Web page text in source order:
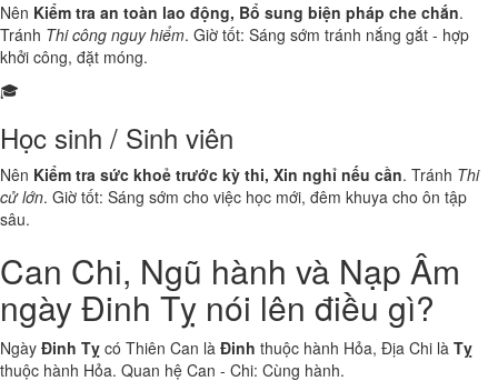
Nên Kiểm tra an toàn lao động, Bổ sung biện pháp che chắn.
Tránh Thi công nguy hiểm. Giờ tốt: Sáng sớm tránh nắng gắt - hợp
khởi công, đặt móng.
🎓
Học sinh / Sinh viên
Nên Kiểm tra sức khoẻ trước kỳ thi, Xin nghỉ nếu cần. Tránh Thi
cử lớn. Giờ tốt: Sáng sớm cho việc học mới, đêm khuya cho ôn tập
sâu.
Can Chi, Ngũ hành và Nạp Âm
ngày Đinh Tỵ nói lên điều gì?
Ngày Đinh Tỵ có Thiên Can là Đinh thuộc hành Hỏa, Địa Chi là Tỵ
thuộc hành Hỏa. Quan hệ Can - Chi: Cùng hành.